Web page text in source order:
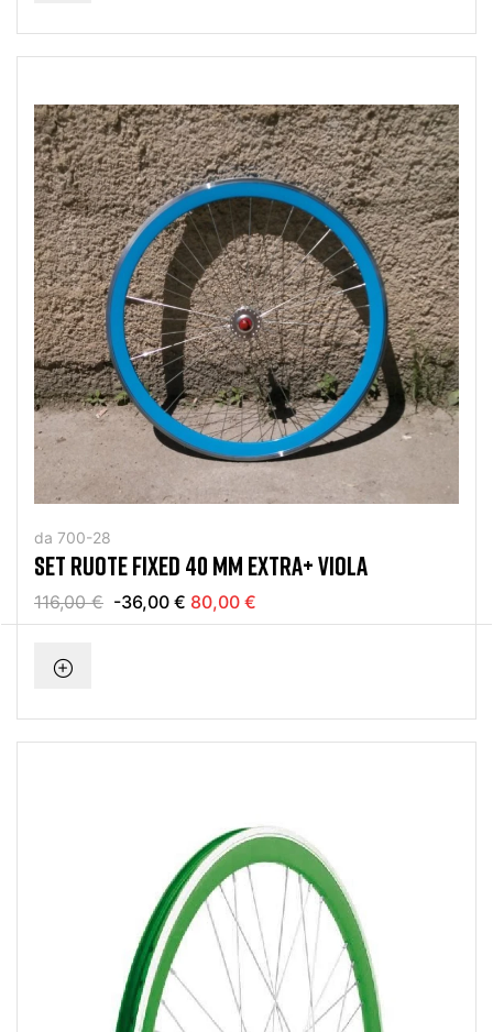
da 700-28
SET RUOTE FIXED 40 MM EXTRA+ VIOLA
116,00 € -36,00 € 80,00 €